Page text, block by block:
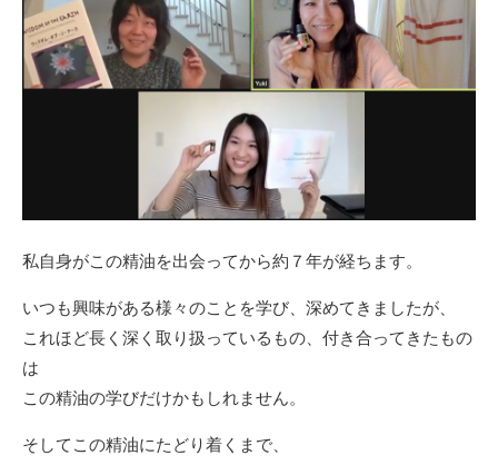
私自身がこの精油を出会ってから約７年が経ちます。
いつも興味がある様々のことを学び、深めてきましたが、
これほど長く深く取り扱っているもの、付き合ってきたもの
は
この精油の学びだけかもしれません。
そしてこの精油にたどり着くまで、